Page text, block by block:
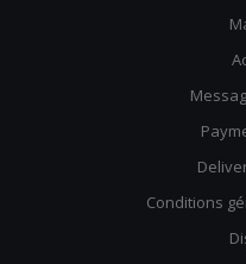
Conditions